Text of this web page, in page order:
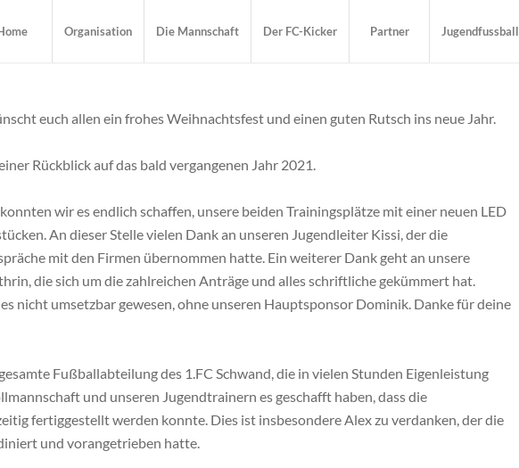
Organisation Die Mannschaft Der FC-Kicker Partner Jugendfussball
euch allen ein frohes Weihnachtsfest und einen guten Rutsch ins neue Jahr.
Rückblick auf das bald vergangenen Jahr 2021.
wir es endlich schaffen, unsere beiden Trainingsplätze mit einer neuen LED
An dieser Stelle vielen Dank an unseren Jugendleiter Kissi, der die
mit den Firmen übernommen hatte. Ein weiterer Dank geht an unsere
die sich um die zahlreichen Anträge und alles schriftliche gekümmert hat.
nicht umsetzbar gewesen, ohne unseren Hauptsponsor Dominik. Danke für deine
Fußballabteilung des 1.FC Schwand, die in vielen Stunden Eigenleistung
und unseren Jugendtrainern es geschafft haben, dass die
fertiggestellt werden konnte. Dies ist insbesondere Alex zu verdanken, der die
und vorangetrieben hatte.